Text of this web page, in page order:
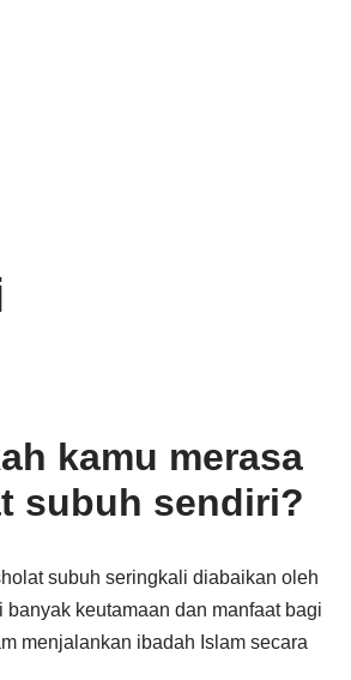
kamu merasa
subuh sendiri?
subuh seringkali diabaikan oleh
keutamaan dan manfaat bagi
menjalankan ibadah Islam secara